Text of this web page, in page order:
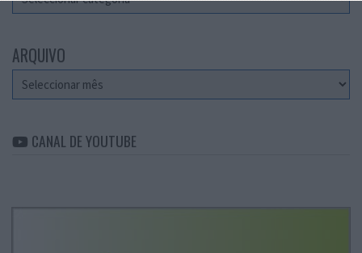
ARQUIVO
Arquivo
CANAL DE YOUTUBE